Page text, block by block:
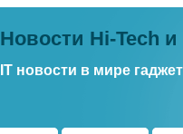
Новости Hi-Tech
IT новости в мире